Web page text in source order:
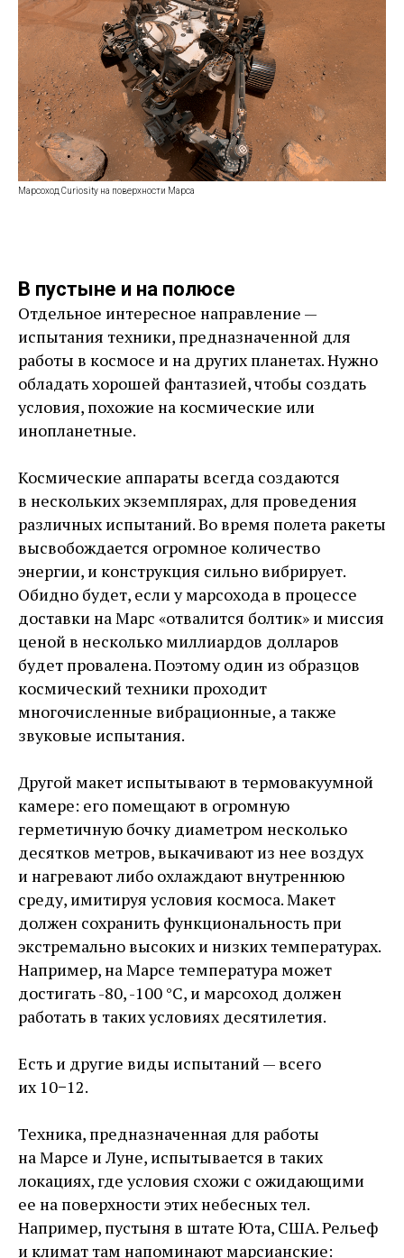
Марсоход Curiosity на поверхности Марса
В пустыне и на полюсе
Отдельное интересное направление — ​
испытания техники, предназначенной для
работы в космосе и на других планетах. Нужно
обладать хорошей фантазией, чтобы создать
условия, похожие на космические или
инопланетные.
Космические аппараты всегда создаются
в нескольких экземплярах, для проведения
различных испытаний. Во время полета ракеты
высвобождается огромное количество
энергии, и конструкция сильно вибрирует.
Обидно будет, если у марсохода в процессе
доставки на Марс «отвалится болтик» и миссия
ценой в несколько миллиардов долларов
будет провалена. Поэтому один из образцов
космический техники проходит
многочисленные вибрационные, а также
звуковые испытания.
Другой макет испытывают в термовакуумной
камере: его помещают в огромную
герметичную бочку диаметром несколько
десятков метров, выкачивают из нее воздух
и нагревают либо охлаждают внутреннюю
среду, имитируя условия космоса. Макет
должен сохранить функциональность при
экстремально высоких и низких температурах.
Например, на Марсе температура может
достигать -80, -100 °C, и марсоход должен
работать в таких условиях десятилетия.
Есть и другие виды испытаний — ​всего
их 10−12.
Техника, предназначенная для работы
на Марсе и Луне, испытывается в таких
локациях, где условия схожи с ожидающими
ее на поверхности этих небесных тел.
Например, пустыня в штате Юта, США. Рельеф
и климат там напоминают марсианские: